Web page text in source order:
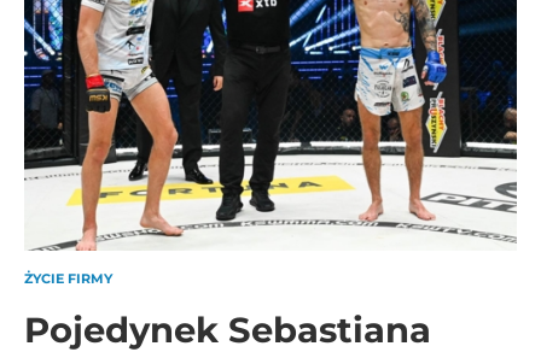
ŻYCIE FIRMY
Pojedynek Sebastiana